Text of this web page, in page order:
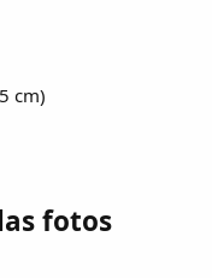
cm)
fotos